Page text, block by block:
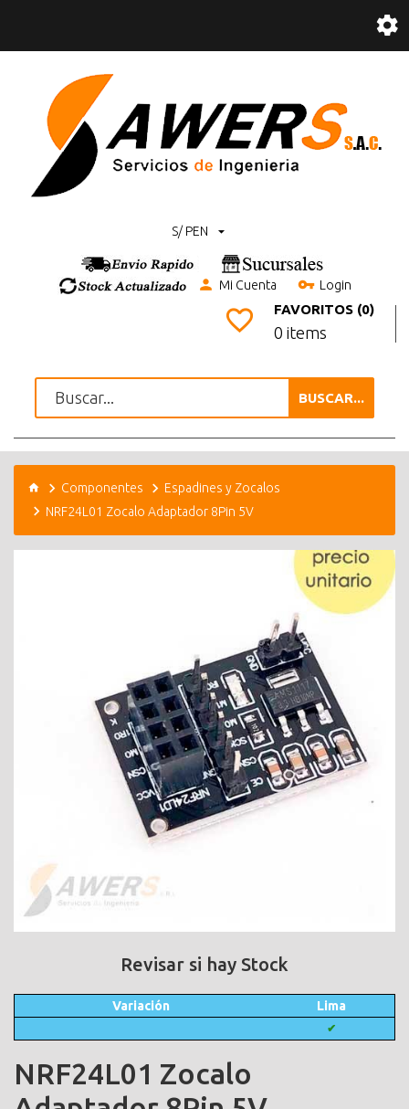
S/ PEN
Mi Cuenta Login
FAVORITOS (0)
0 items
BUSCAR...
Componentes
Espadines y Zocalos
NRF24L01 Zocalo Adaptador 8Pin 5V
Revisar si hay Stock
Variación Lima
✔
NRF24L01 Zocalo